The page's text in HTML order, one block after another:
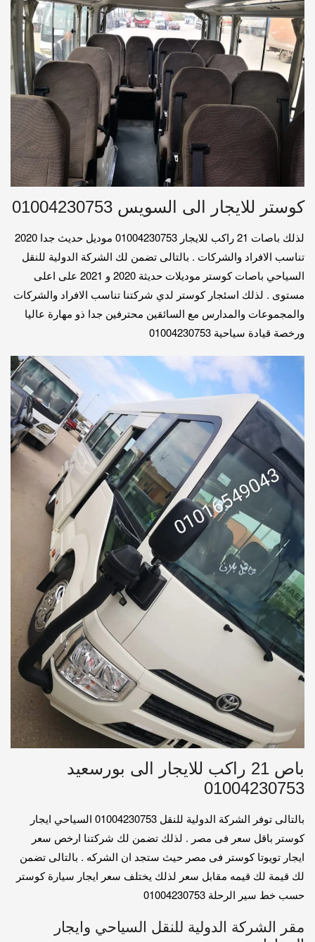
كوستر للايجار الى السويس 01004230753
لذلك باصات 21 راكب للايجار 01004230753 موديل حديث جدا 2020
تناسب الافراد والشركات . بالتالى تضمن لك الشركة الدولية للنقل
السياحي باصات كوستر موديلات حديثة 2020 و 2021 على اعلى
مستوى . لذلك اسئجار كوستر لدي شركتنا تناسب الافراد والشركات
والمجموعات والمدارس مع السائقين محترفين جدا ذو مهارة عاليا
ورخصة قيادة سياحية 01004230753
باص 21 راكب للايجار الى بورسعيد
01004230753
بالتالى توفر الشركة الدولية للنقل 01004230753 السياحي ايجار
كوستر باقل سعر فى مصر . لذلك تضمن لك شركتنا ارخص سعر
ايجار تويوتا كوستر فى مصر حيث ستجد ان الشركه . بالتالى تضمن
لك قيمة لك قيمه مقابل سعر لذلك يختلف سعر ايجار سيارة كوستر
حسب خط سير الرحلة 01004230753
مقر الشركة الدولية للنقل السياحي وايجار